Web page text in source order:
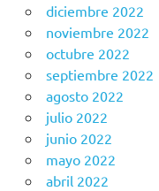
diciembre 2022
noviembre 2022
octubre 2022
septiembre 2022
agosto 2022
julio 2022
junio 2022
mayo 2022
abril 2022